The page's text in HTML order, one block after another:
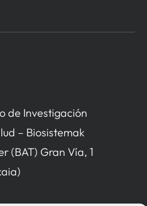
de Investigación
– Biosistemak
(BAT) Gran Vía, 1